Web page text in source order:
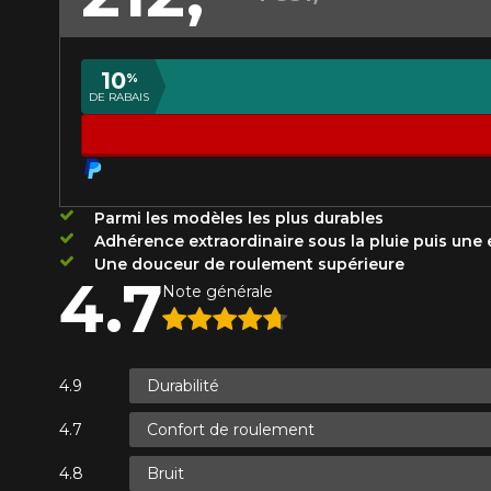
Parmi les modèles les plus durables
Adhérence extraordinaire sous la pluie puis
Une douceur de roulement supérieure
10%
DE RABAIS
4.7Note générale
Durabilité
Confort de roulement
Bruit
Année
KM parcourus
Votre avis
Note
1
2 3 4 5
Commentaire
Envoyer Annuler
VOICI LES DIMENSIONS POUR
Que magasinez-vous?
1-866-220-8025
*Attention cette dimension
véhicule directement avant de